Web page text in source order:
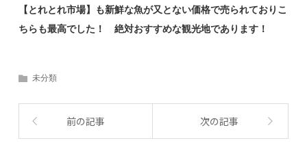
【とれとれ市場】も新鮮な魚が又とない価格で売られておりこ
ちらも最高でした！ 絶対おすすめな観光地であります！
未分類
前の記事 次の記事